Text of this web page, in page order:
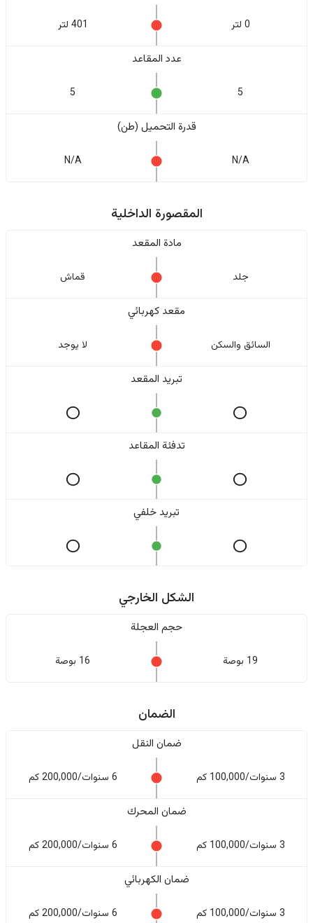
0 لتر 401 لتر
عدد المقاعد
5
5
قدرة التحميل (طن)
N/A
N/A
المقصورة الداخلية
مادة المقعد
جلد قماش
مقعد كهربائي
السائق والسکن لا یوجد
تبريد المقعد
تدفئة المقاعد
تبريد خلفي
الشكل الخارجي
حجم العجلة
19 بوصة 16 بوصة
الضمان
ضمان النقل
3 سنوات/100,000 كم 6 سنوات/200,000 كم
ضمان المحرك
3 سنوات/100,000 كم 6 سنوات/200,000 كم
ضمان الكهربائي
3 سنوات/100,000 كم 6 سنوات/200,000 كم